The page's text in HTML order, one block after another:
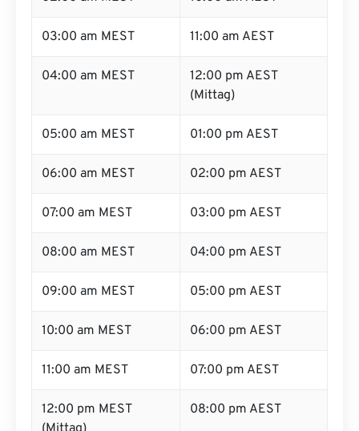
03:00 am MEST 11:00 am AEST
04:00 am MEST
12:00 pm AEST
(Mittag)
05:00 am MEST 01:00 pm AEST
06:00 am MEST 02:00 pm AEST
07:00 am MEST 03:00 pm AEST
08:00 am MEST 04:00 pm AEST
09:00 am MEST 05:00 pm AEST
10:00 am MEST 06:00 pm AEST
11:00 am MEST 07:00 pm AEST
12:00 pm MEST
08:00 pm AEST